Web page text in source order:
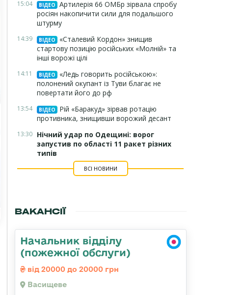
15:04 ВІДЕО
Артилерія 66 ОМБр зірвала спробу
росіян накопичити сили для подальшого
штурму
14:39 ВІДЕО
«Сталевий Кордон» знищив
стартову позицію російських «Молній» та
інші ворожі цілі
14:11 ВІДЕО
«Ледь говорить російською»:
полонений окупант із Туви благає не
повертати його до рф
13:54 ВІДЕО
Рій «Баракуд» зірвав ротацію
противника, знищивши ворожий десант
13:30 Нічний удар по Одещині: ворог
запустив по області 11 ракет різних
типів
ВСІ НОВИНИ
ВАКАНСІЇ
Начальник відділу
(пожежної обслуги)
від 20000 до 20000 грн
Васищеве